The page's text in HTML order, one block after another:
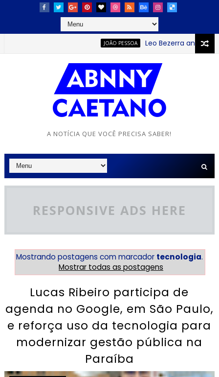
JOÃO PESSOA Leo Bezerra anuncia
A NOTÍCIA QUE VOCÊ PRECISA SABER!
RESPONSIVE ADS HERE
Mostrando postagens com marcador tecnologia.
Mostrar todas as postagens
Lucas Ribeiro participa de
agenda no Google, em São Paulo,
e reforça uso da tecnologia para
modernizar gestão pública na
Paraíba